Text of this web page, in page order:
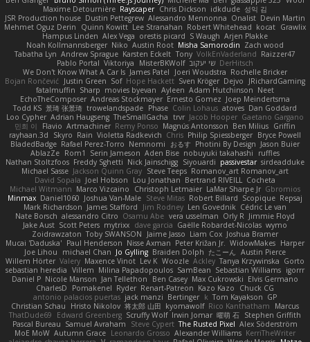
Maxime Detournière Rayscaper Chris Dickson idkdude 성익 김
JSR Production house Dustin Pettegrew Alessandro Mennonna Onalist Devin Martin
Mehmet Oguz Derin
Quinn Kowitt Lee Stranahan Robert Whitehead kocat Grawlix
Hampus Linden Alex Vega orestis picard S Waugh Arjen Plakke
Noah Kollmannsberger Niko Austin Root Misha Samorodin Zach wood
Tabatha Lyn Andrew Sprague Karsten Eckelt Tony VolkEnVaderland Raizzer47
Pablo Portal Viktoriya MisterBKWolf שי יעקוב DerHitsch
We Don't Know What A Car Is James Patel Joeri Woudstra Rochelle Bricker
Bojan Rončević Justin Green Sof Hope Hackett Sven Kröger Dejvo
JRichardGaming
fatalmuffin Sharp movies byevan Ayleen Adam Hutchinson Neet
EchoTheComposer Andreas Stockmayer Ernesto Gomez Joep Meindertsma
Todd KS 景琦 张景琦 trowelandspade Phase Colin Lohaus atoves Dan Goddard
Loo Cypher Adrian Haugseng TheSmallGacha trvr Jacob Hooper Gaetano Gargano
민희 이
Flavio Artmachiner Remy Ponso Magnús Antonsson Ben Milius Griffin
rayhaan.3d
Skyro Rain Violetta Radkevich Chris Philip Spiessberger Bryce Powell
BladedBadge Rafael Perez-Torro Nemnomi おるす Photini By Design Jason Buier
AblazZe Rom1 Serin Jameson Aden Bise nobuyuki takahashi
ruffles
Nathan Stoltzfoos Freddy Sghetti Nick Jainschigg Siyouardi passivestar sirdeadduke
Michael Sasse Jackson Quinn Gray Steve Teeps Romanov_art Romanov_art
David Sopala Joel Hobson Lou Jonathan Bertrand RIVEILL Cocheta
Michael Witmann Marco Vizcaino Christoph Letmaier LaMar Sharpe Jr Gbromios
Minmax Daniel1060 Joshua Van-Male Steve Mitas Robert Billard Scopique Repsaj
Mark Richardson James Stafford Jim Rodney Len Govednik Cédric Le van
Nate Borsch alessandro Citro Osamu Abe vera usselman Orly R Jimmie Floyd
Jake Aust Scott Peters mytrixx dave garcia Gaëlle Robardet-Nicolas wymo
Zoidrawzaton Toby SWANSON Jaime Jasso Liam Cox Joshua Bramer
Mucai 'Daduska' Paul Henderson Nisse Axman Peter Križan Jr. WidowMakes Harper
Joe Lihou
michael Chan Jo Gylling Braiden Dolph たこーん Austin Pierce
Willem Hörter Valery Maxence Vinot Lev K Woozle Ackley Tanya Krzywinska Gorto
sebastian heredia Villem Milina Papadopoulos SamBean Sebastian Williams igorrr
Daniel P Nicole Manson Jan Tellethon Ben Casey Max Cukrowski Elvis Germano
CharlesD
Pomakenel Ryder Renart-Patreon Kazo Kazo
Chuck CG
antonio palacios puertas jack manzi Bertinger k Tom Kayakson GP
Christian Schau
Hristo Nikolov 将太郎 山田 kyomawolf Rico Kanthatham
Marcus
ThatDude69
Edward Greenberg Scruffy Wolf Irwin Jomar 曜萌 石 Stephen Griffith
Pascal Bureau Samuel Avraham Steve Cypert The Rusted Pixel Alex Söderström
MoE MoW Autumn Grace Leonardo Grosso Alexander Williams KerriTheWriter